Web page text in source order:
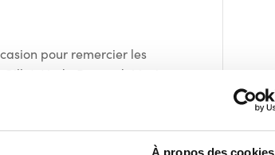
pour remercier les
Linda Bernard, Marie-